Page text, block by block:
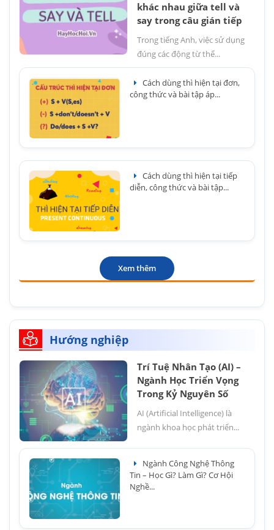
khác nhau giữa tell và
say trong câu gián tiếp
Trong tiếng Anh, việc sử dụng
đúng các động từ thể...
Cách dùng thì hiện tại đơn,
công thức và bài tập áp...
Cách dùng thì hiện tại tiếp
diễn, công thức và bài tập...
Xem thêm
Hướng nghiệp
Trí Tuệ Nhân Tạo (AI) –
Ngành Học Triển Vọng
Trong Kỷ Nguyên Số
AI (Artificial Intelligence) là
ngành khoa học phát triển...
Ngành Công Nghệ Thông
Tin – Học Gì? Làm Gì? Cơ Hội
Nghề...